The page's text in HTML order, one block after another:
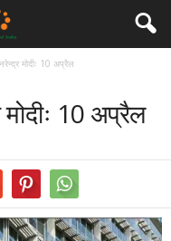
मोदीः 10 अप्रैल
10 अप्रैल